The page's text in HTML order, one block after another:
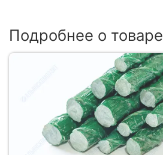
Подробнее о товаре